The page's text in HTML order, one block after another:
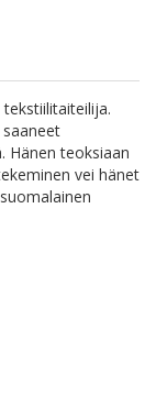
Hänen teoksiaan
vei hänet